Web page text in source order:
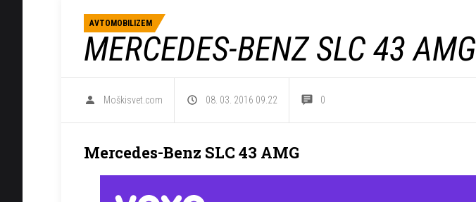
AVTOMOBILIZEM
MERCEDES-BENZ SLC 43 AMG
Moškisvet.com 08. 03. 2016 09.22 0
Mercedes-Benz SLC 43 AMG